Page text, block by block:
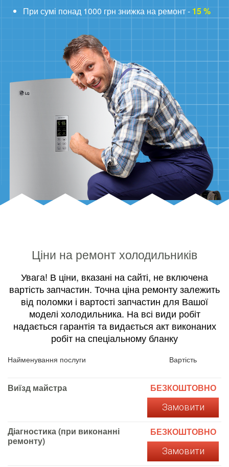
При сумі понад 1000 грн знижка на ремонт - 15 %
Ціни на ремонт холодильників
Увага! В ціни, вказані на сайті, не включена
вартість запчастин. Точна ціна ремонту залежить
від поломки і вартості запчастин для Вашої
моделі холодильника. На всі види робіт
надається гарантія та видається акт виконаних
робіт на спеціальному бланку
Найменування послуги Вартість
Виїзд майстра БЕЗКОШТОВНО
Замовити
Діагностика (при виконанні
ремонту)
БЕЗКОШТОВНО
Замовити